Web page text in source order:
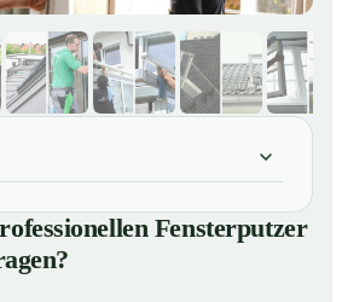
Fensterputzer in Oerel
ein Fensterputzer in Oerel
Fensterputzer